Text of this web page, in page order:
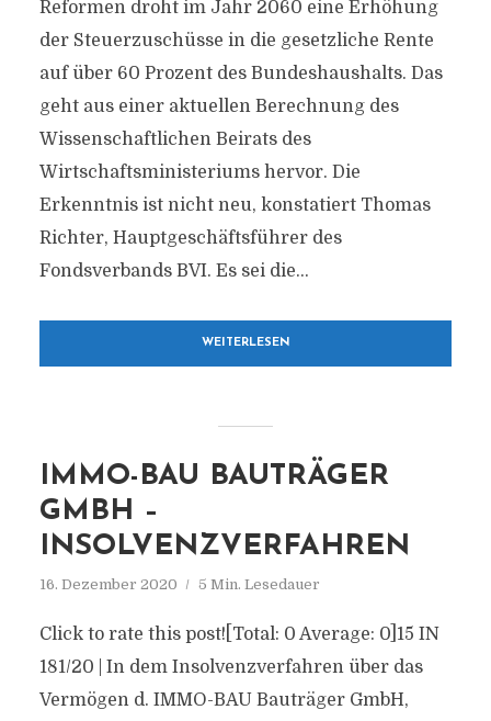
Reformen droht im Jahr 2060 eine Erhöhung
der Steuerzuschüsse in die gesetzliche Rente
auf über 60 Prozent des Bundeshaushalts. Das
geht aus einer aktuellen Berechnung des
Wissenschaftlichen Beirats des
Wirtschaftsministeriums hervor. Die
Erkenntnis ist nicht neu, konstatiert Thomas
Richter, Hauptgeschäftsführer des
Fondsverbands BVI. Es sei die...
WEITERLESEN
IMMO-BAU BAUTRÄGER
GMBH –
INSOLVENZVERFAHREN
16. Dezember 2020 5 Min. Lesedauer
Click to rate this post![Total: 0 Average: 0]15 IN
181/20 | In dem Insolvenzverfahren über das
Vermögen d. IMMO-BAU Bauträger GmbH,